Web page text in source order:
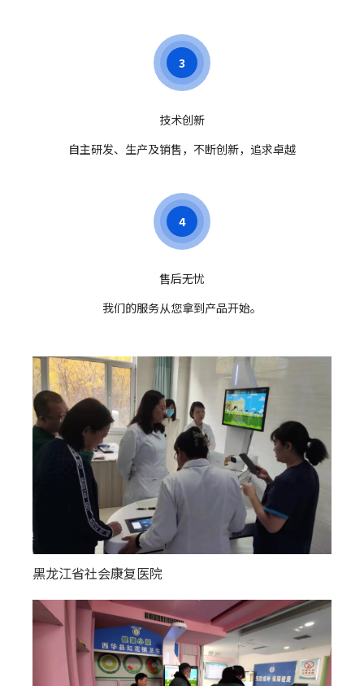
3
技术创新
自主研发、生产及销售，不断创新，追求卓越
4
售后无忧
我们的服务从您拿到产品开始。
黑龙江省社会康复医院
新疆阿勒泰地区各个县镇幸福大院